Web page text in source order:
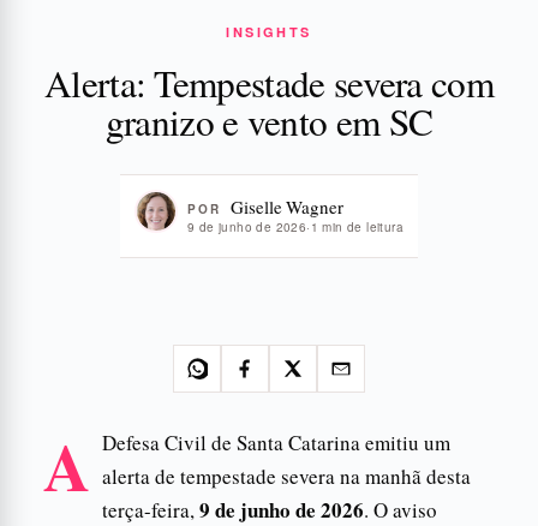
INSIGHTS
Alerta: Tempestade severa com
granizo e vento em SC
POR Giselle Wagner
9 de junho de 2026· 1 min de leitura
A Defesa Civil de Santa Catarina emitiu um
alerta de tempestade severa na manhã desta
terça-feira,9 de junho de 2026. O aviso